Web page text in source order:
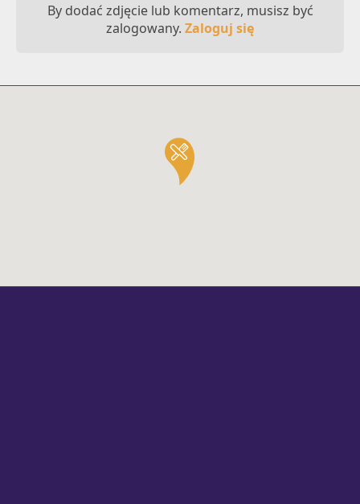
By dodać zdjęcie lub komentarz, musisz być
zalogowany. Zaloguj się